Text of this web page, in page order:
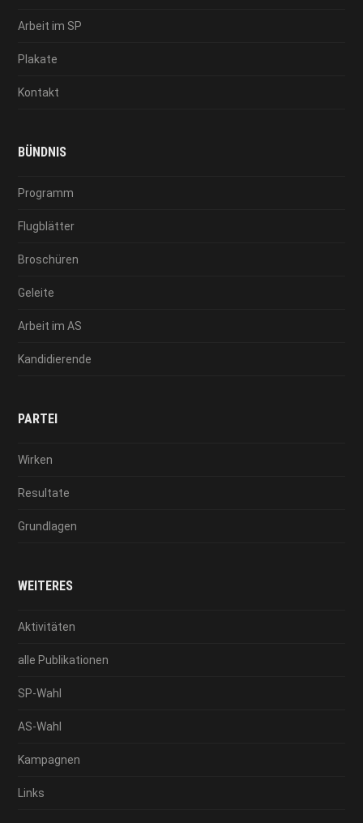
Arbeit im SP
Plakate
Kontakt
BÜNDNIS
Programm
Flugblätter
Broschüren
Geleite
Arbeit im AS
Kandidierende
PARTEI
Wirken
Resultate
Grundlagen
WEITERES
Aktivitäten
alle Publikationen
SP-Wahl
AS-Wahl
Kampagnen
Links